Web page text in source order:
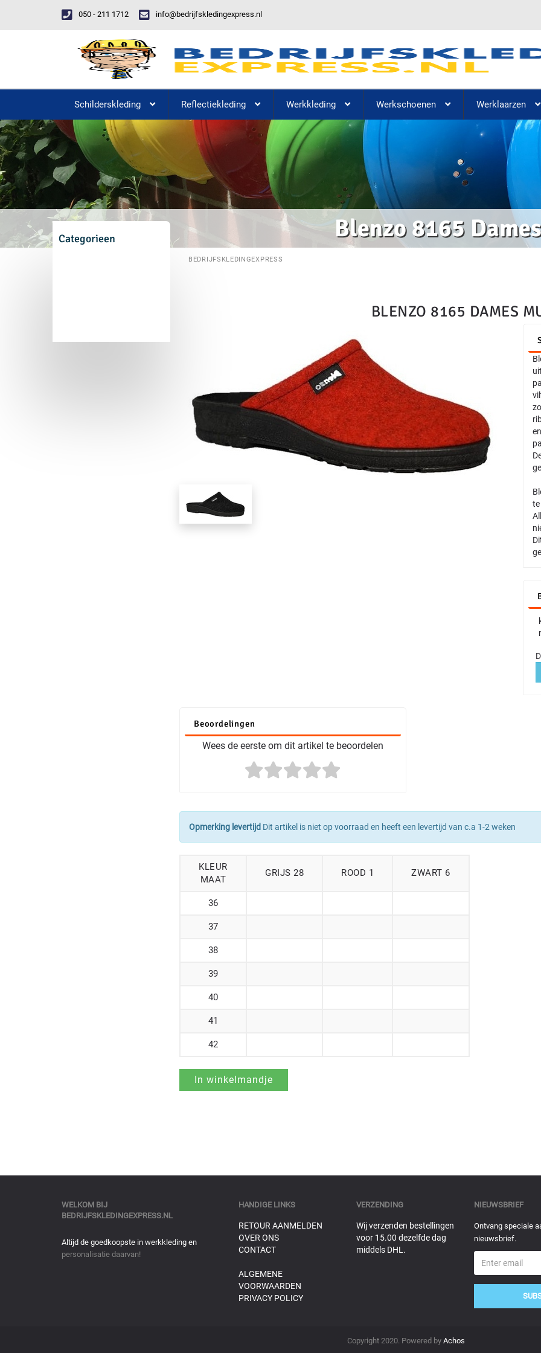
050 - 211 1712 info@bedrijfskledingexpress.nl
Schilderskleding Reflectiekleding Werkkleding Werkschoenen Werklaarzen
Blenzo 8165
BEDRIJFSKLEDINGEXPRESS
BLENZO 8165 DAMES
Beoordelingen
Wees de eerste om dit artikel te beoordelen
Opmerking levertijd Dit artikel is niet op voorraad en heeft een levertijd van c.a 1-2 weken
KLEUR
MAAT
GRIJS 28 ROOD 1 ZWART 6
36
37
38
39
40
41
42
Categorieen
WELKOM BIJ
BEDRIJFSKLEDINGEXPRESS.NL
Altijd de goedkoopste in werkkleding en
personalisatie daarvan!
HANDIGE LINKS
RETOUR AANMELDEN
OVER ONS
CONTACT
ALGEMENE
VOORWAARDEN
PRIVACY POLICY
VERZENDING
Wij verzenden bestellingen
voor 15.00 dezelfde dag
middels DHL.
NIEUWSBRIEF
Ontvang speciale
nieuwsbrief.
Copyright 2020. Powered by Achos